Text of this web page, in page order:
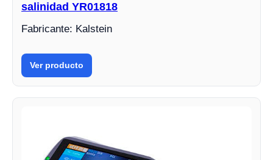
salinidad YR01818
Fabricante: Kalstein
Ver producto